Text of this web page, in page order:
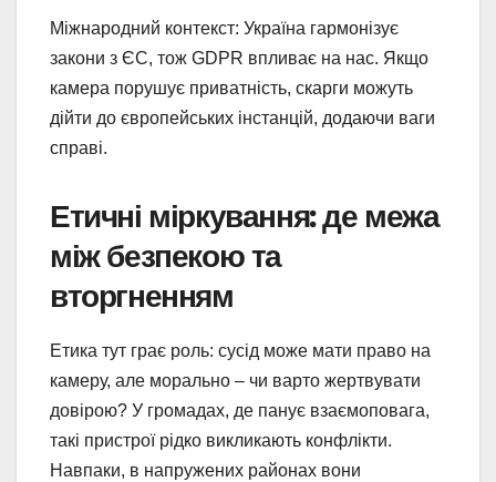
Міжнародний контекст: Україна гармонізує
закони з ЄС, тож GDPR впливає на нас. Якщо
камера порушує приватність, скарги можуть
дійти до європейських інстанцій, додаючи ваги
справі.
Етичні міркування: де межа
між безпекою та
вторгненням
Етика тут грає роль: сусід може мати право на
камеру, але морально – чи варто жертвувати
довірою? У громадах, де панує взаємоповага,
такі пристрої рідко викликають конфлікти.
Навпаки, в напружених районах вони